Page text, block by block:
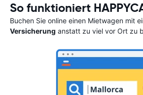
So funktioniert
Buchen Sie online einen Mietwagen mit
Versicherung anstatt zu viel vor Ort zu